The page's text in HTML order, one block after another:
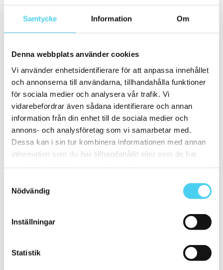
Samtycke Information Om
Denna webbplats använder cookies
Vi använder enhetsidentifierare för att anpassa innehållet
och annonserna till användarna, tillhandahålla funktioner
för sociala medier och analysera vår trafik. Vi
vidarebefordrar även sådana identifierare och annan
information från din enhet till de sociala medier och
annons- och analysföretag som vi samarbetar med.
Dessa kan i sin tur kombinera informationen med annan
information som du har tillhandahållit eller som de har
Nödvändig
Inställningar
Statistik
ca 10x30 cm(1)
10x30 cm (1)
ca 10x60 cm(1)
10x60 cm(1)
ca 15x15 cm(34)
ca 15x60 cm(1)
15x60 cm
ca 20x(6)
ca 20x20 cm(5)
20x20 cm(5)
20x10 cm
(1)
Mellan (25 - 50 cm)(22)
ca 30x(22)
ca 30x10 cm(1)
30x10 cm
(1)
ca 30x30 cm (10)
30x30 cm(10)
Stora (60 - 120 cm)